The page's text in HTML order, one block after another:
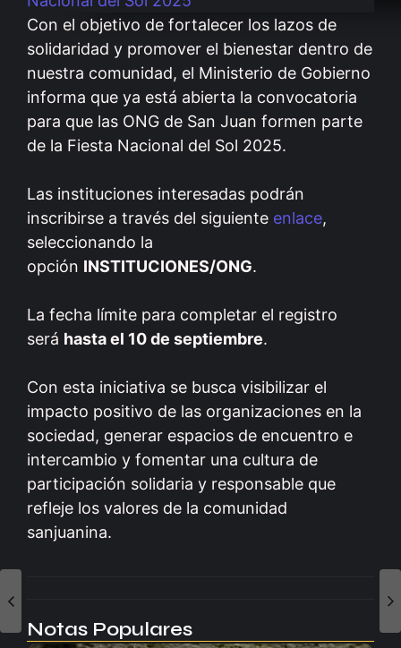
Con el objetivo de fortalecer los lazos de
solidaridad y promover el bienestar dentro de
nuestra comunidad, el Ministerio de Gobierno
informa que ya está abierta la convocatoria
para que las ONG de San Juan formen parte
de la Fiesta Nacional del Sol 2025.
Las instituciones interesadas podrán
inscribirse a través del siguiente enlace,
seleccionando la
opción INSTITUCIONES/ONG.
La fecha límite para completar el registro
será hasta el 10 de septiembre.
Con esta iniciativa se busca visibilizar el
impacto positivo de las organizaciones en la
sociedad, generar espacios de encuentro e
intercambio y fomentar una cultura de
participación solidaria y responsable que
refleje los valores de la comunidad
sanjuanina.
Notas Populares